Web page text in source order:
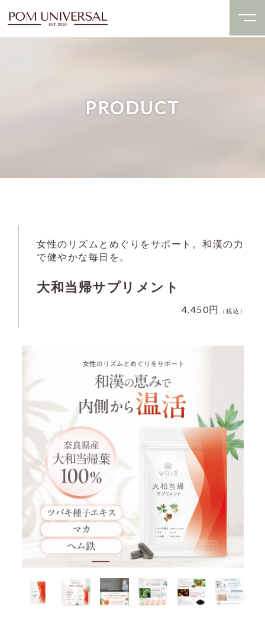
PRODUCT
女性のリズムとめぐりをサポート。和漢の力
で健やかな毎日を。
大和当帰サプリメント
4,450円 （税込）